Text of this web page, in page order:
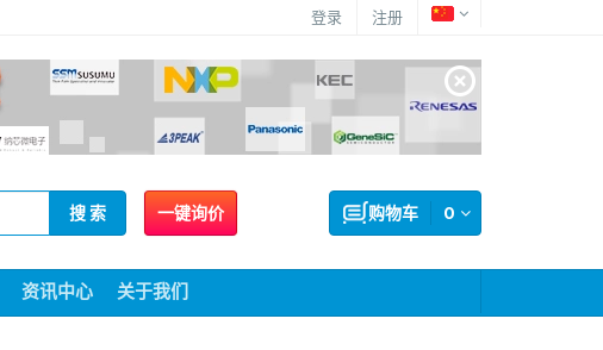
登录 注册
一键询价 0
购物车
搜 索
资讯中心 关于我们